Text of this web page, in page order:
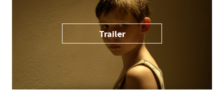
Trailer